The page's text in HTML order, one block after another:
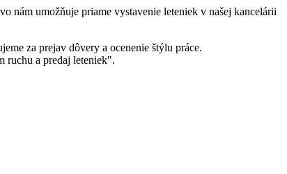
nám umožňuje priame vystavenie leteniek v našej kancelárii
za prejav dôvery a ocenenie štýlu práce.
ruchu a predaj leteniek".